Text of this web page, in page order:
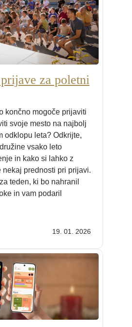
za poletni
končno mogoče prijaviti
svoje mesto na najbolj
odklopu leta? Odkrijte,
vsako leto
in kako si lahko z
prednosti pri prijavi.
teden, ki bo nahranil
in vam podaril
19. 01. 2026